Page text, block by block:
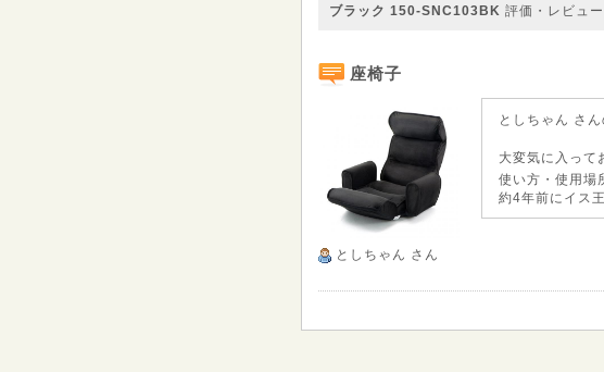
ブラック 150-SNC103BK 評価・レビュ
座椅子
としちゃん さん
としちゃん さん
大変気に入って
使い方・使用場
約4年前にイス